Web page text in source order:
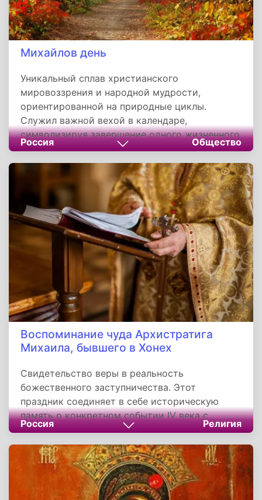
Михайлов день
Уникальный сплав христианского
мировоззрения и народной мудрости,
ориентированной на природные циклы.
Служил важной вехой в календаре,
символизируя завершение одного жизненного
этапа и подготовку к следующему. Его
главный смысл — в укреплении социального
единства, примирении и осмыслении
результатов своего труда, что делало его
одним из ключевых праздников в жизни
русского человека, гармонично соединяя
небесное заступничество с земными
заботами.
Россия Общество
Воспоминание чуда Архистратига
Михаила, бывшего в Хонех
Свидетельство веры в реальность
божественного заступничества. Этот
праздник соединяет в себе историческую
память о конкретном событии IV века с
вневременным посланием о силе молитвы и
веры. Для современных людей, независимо от
их религиозных убеждений, история этого
чуда может стать поводом для размышлений
о духовном измерении человеческой жизни.
Россия Религия